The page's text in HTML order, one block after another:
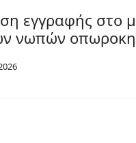
εγγραφής στο
νωπών